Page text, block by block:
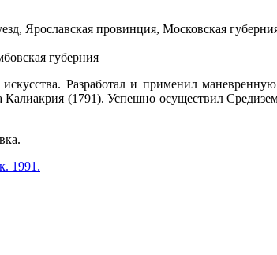
Ярославская провинция, Московская
губерния
Разработал и применил
Калиакрия (1791). Успешно осуществил
1991.